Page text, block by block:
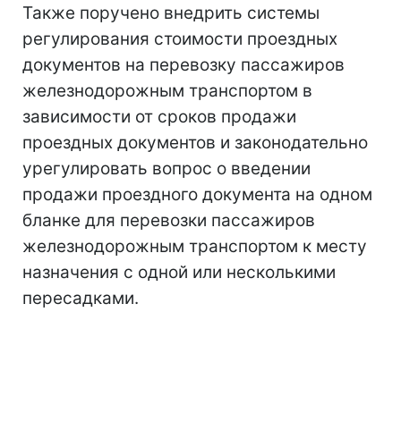
Также поручено внедрить системы
регулирования стоимости проездных
документов на перевозку пассажиров
железнодорожным транспортом в
зависимости от сроков продажи
проездных документов и законодательно
урегулировать вопрос о введении
продажи проездного документа на одном
бланке для перевозки пассажиров
железнодорожным транспортом к месту
назначения с одной или несколькими
пересадками.